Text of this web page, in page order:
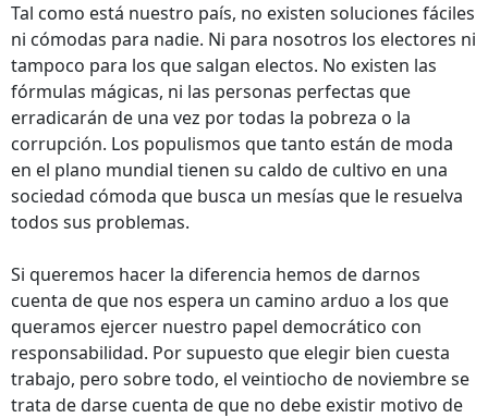
Tal como está nuestro país, no existen soluciones fáciles
ni cómodas para nadie. Ni para nosotros los electores ni
tampoco para los que salgan electos. No existen las
fórmulas mágicas, ni las personas perfectas que
erradicarán de una vez por todas la pobreza o la
corrupción. Los populismos que tanto están de moda
en el plano mundial tienen su caldo de cultivo en una
sociedad cómoda que busca un mesías que le resuelva
todos sus problemas.
Si queremos hacer la diferencia hemos de darnos
cuenta de que nos espera un camino arduo a los que
queramos ejercer nuestro papel democrático con
responsabilidad. Por supuesto que elegir bien cuesta
trabajo, pero sobre todo, el veintiocho de noviembre se
trata de darse cuenta de que no debe existir motivo de